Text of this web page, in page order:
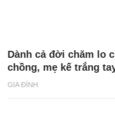
GIA ĐÌNH
Dành cả đời chăm lo
chồng, mẹ kế trắng